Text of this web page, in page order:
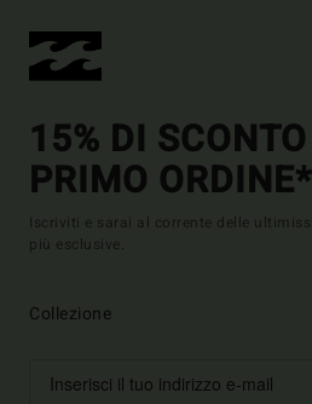
15% DI
PRIMO ORDINE*
Iscriviti e sarai al corrente delle
più esclusive.
Collezione